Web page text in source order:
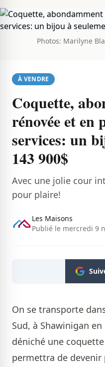
Photos: Marilyne
À VENDRE
Coquette,
rénovée et en
services: un
143 900$
Avec une jolie cour
pour plaire!
Les Maisons
Publié le mercredi 9
On se transporte
Sud, à Shawinigan
déniché une
permettra de